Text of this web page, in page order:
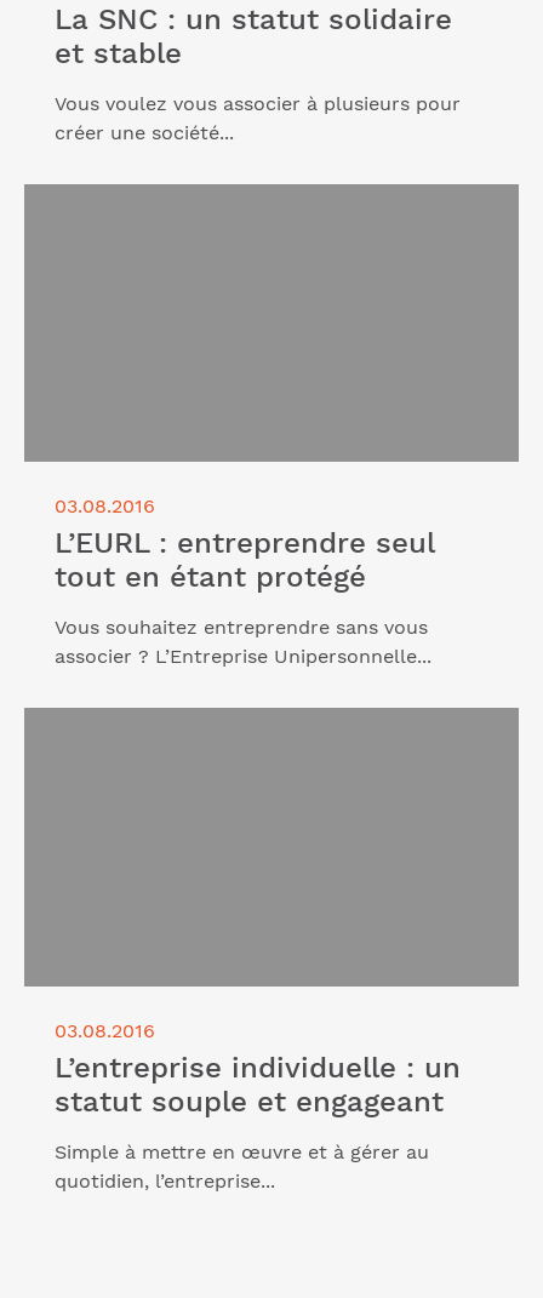
La SNC : un statut solidaire
et stable
Vous voulez vous associer à plusieurs pour
créer une société...
03.08.2016
L’EURL : entreprendre seul
tout en étant protégé
Vous souhaitez entreprendre sans vous
associer ? L’Entreprise Unipersonnelle...
03.08.2016
L’entreprise individuelle : un
statut souple et engageant
Simple à mettre en œuvre et à gérer au
quotidien, l’entreprise...